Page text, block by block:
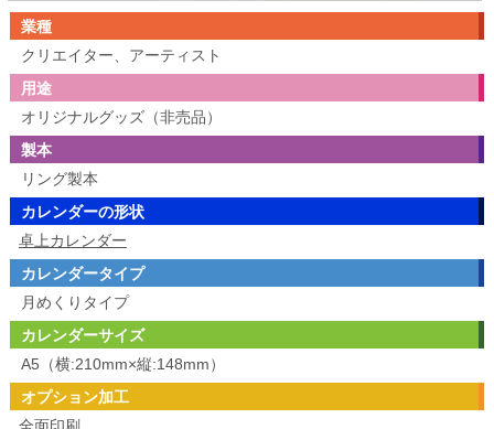
業種
クリエイター、アーティスト
用途
オリジナルグッズ（非売品）
製本
リング製本
カレンダーの形状
卓上カレンダー
カレンダータイプ
月めくりタイプ
カレンダーサイズ
A5（横:210mm×縦:148mm）
オプション加工
全面印刷